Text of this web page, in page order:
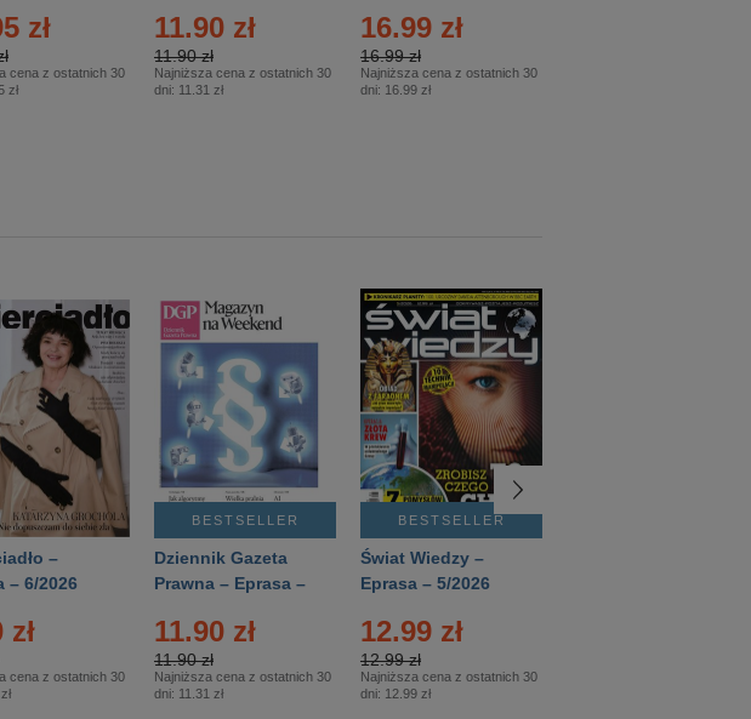
zł
cena z ostatnich 30
zł
11.90 zł
11.90 zł
Najniższa cena z ostatnich 30
dni: 11.31 zł
16.99 zł
16.99 zł
Najniższa cena z ostatnich 30
dni: 16.99 zł
–
– 6/2026
zł
cena z ostatnich 30
BESTSELLER
Dziennik Gazeta
Prawna – Eprasa –
11.90 zł
11.90 zł
Najniższa cena z ostatnich 30
dni: 11.31 zł
BESTSELLER
Świat Wiedzy –
Eprasa – 5/2026
12.99 zł
12.99 zł
Najniższa cena z ostatnich 30
dni: 12.99 zł